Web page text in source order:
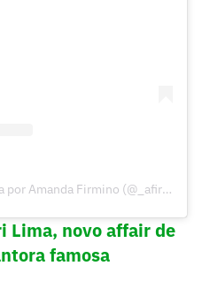
Uma publicação compartilhada por Amanda Firmino (@_afirmino)
Lima, novo affair de
famosa